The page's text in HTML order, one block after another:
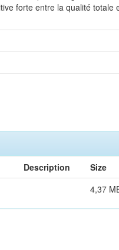
forte entre la qualité totale
Description Size
4,37